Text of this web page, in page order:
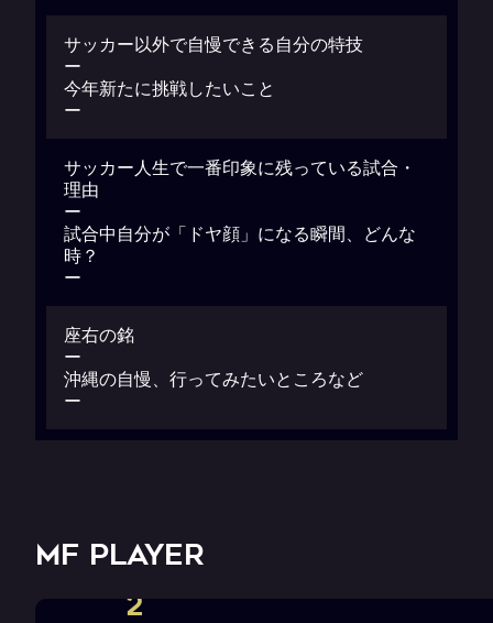
サッカー以外で自慢できる自分の特技
ー
今年新たに挑戦したいこと
ー
サッカー人生で一番印象に残っている試合・
理由
ー
試合中自分が「ドヤ顔」になる瞬間、どんな
時？
ー
座右の銘
ー
沖縄の自慢、行ってみたいところなど
ー
MF PLAYER
2